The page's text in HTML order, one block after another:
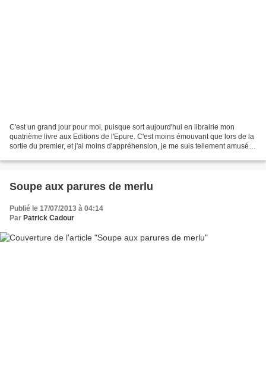
C'est un grand jour pour moi, puisque sort aujourd'hui en librairie mon
quatrième livre aux Editions de l'Epure. C'est moins émouvant que lors de la
sortie du premier, et j'ai moins d'appréhension, je me suis tellement amusé à
Soupe aux parures de merlu
Publié le 17/07/2013 à 04:14
Par Patrick Cadour